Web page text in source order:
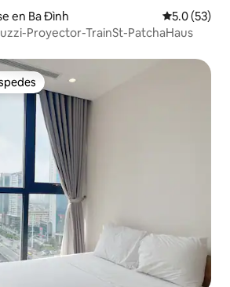
en Ba Đình Calificación
5.0 (53)
Proyector-TrainSt-PatchaHaus